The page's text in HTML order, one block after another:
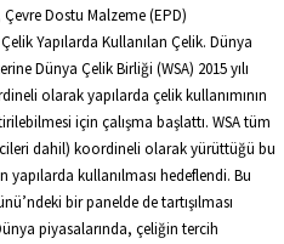
Dostu Malzeme (EPD)
Yapılarda Kullanılan Çelik. Dünya
Dünya Çelik Birliği (WSA) 2015 yılı
olarak yapılarda çelik kullanımının
için çalışma başlattı. WSA tüm
dahil) koordineli olarak yürüttüğü bu
kullanılması hedeflendi. Bu
bir panelde de tartışılması
piyasalarında, çeliğin tercih